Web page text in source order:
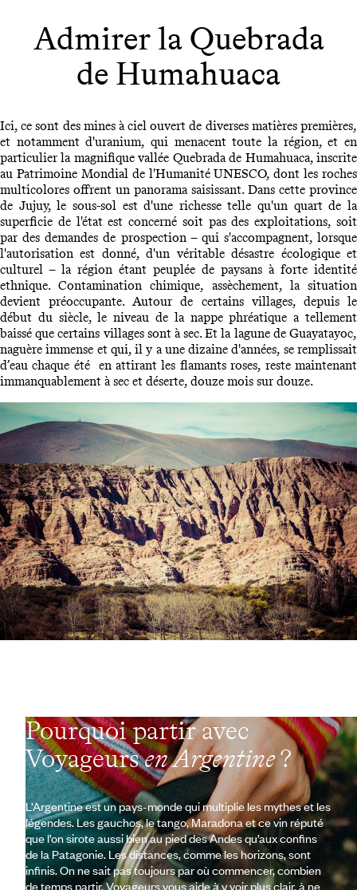
Admirer la Quebrada
de Humahuaca
Ici, ce sont des mines à ciel ouvert de diverses matières premières,
et notamment d'uranium, qui menacent toute la région, et en
particulier la magnifique vallée Quebrada de Humahuaca, inscrite
au Patrimoine Mondial de l'Humanité UNESCO, dont les roches
multicolores offrent un panorama saisissant. Dans cette province
de Jujuy, le sous-sol est d'une richesse telle qu'un quart de la
superficie de l'état est concerné soit pas des exploitations, soit
par des demandes de prospection – qui s'accompagnent, lorsque
l'autorisation est donné, d'un véritable désastre écologique et
culturel – la région étant peuplée de paysans à forte identité
ethnique. Contamination chimique, assèchement, la situation
devient préoccupante. Autour de certains villages, depuis le
début du siècle, le niveau de la nappe phréatique a tellement
baissé que certains villages sont à sec. Et la lagune de Guayatayoc,
naguère immense et qui, il y a une dizaine d'années, se remplissait
d’eau chaque été en attirant les flamants roses, reste maintenant
immanquablement à sec et déserte, douze mois sur douze.
Pourquoi partir avec
Voyageursen Argentine?
L’Argentine est un pays-monde qui multiplie les mythes et les
légendes. Les gauchos, le tango, Maradona et ce vin réputé
que l’on sirote aussi bien au pied des Andes qu’aux confins
de la Patagonie. Les distances, comme les horizons, sont
infinis. On ne sait pas toujours par où commencer, combien
de temps partir. Voyageurs vous aide à y voir plus clair, à ne